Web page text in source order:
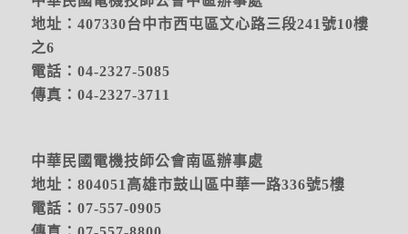
地址： 407330台中市西屯區文心路三段241號10樓
之6
電話：04-2327-5085
傳真：04-2327-3711
中華民國電機技師公會南區辦事處
地址：804051高雄市鼓山區中華一路336號5樓
電話：07-557-0905